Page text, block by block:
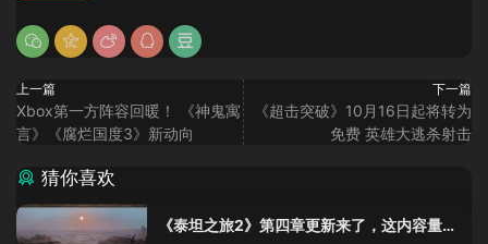
上一篇
Xbox第一方阵容回暖！ 《神鬼寓
言》《腐烂国度3》新动向
下一篇
《超击突破》10月16日起将转为
免费 英雄大逃杀射击
猜你喜欢
《泰坦之旅2》第四章更新来了，这内容量感